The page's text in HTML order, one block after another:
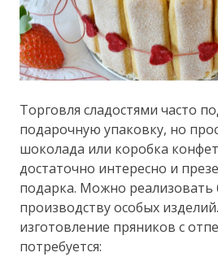
Торговля сладостями часто
подарочную упаковку, но
шоколада или коробка
достаточно интересно и
подарка. Можно реализовать
производству особых
изготовление пряников с
потребуется: